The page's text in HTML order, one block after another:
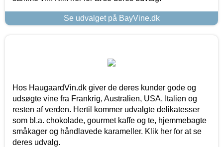
Se udvalget på BayVine.dk
Hos HaugaardVin.dk giver de deres kunder gode og
udsøgte vine fra Frankrig, Australien, USA, Italien og
resten af verden. Hertil kommer udvalgte delikatesser
som bl.a. chokolade, gourmet kaffe og te, hjemmebagte
småkager og håndlavede karameller. Klik her for at se
deres udvalg.